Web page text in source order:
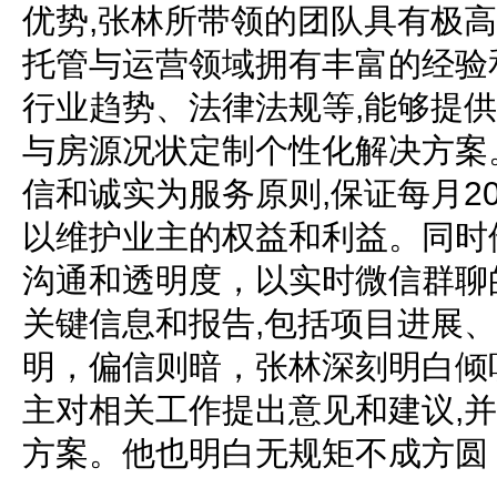
优势,张林所带领的团队具有极
托管与运营领域拥有丰富的经
行业趋势、法律法规等,能够提
与房源况状定制个性化解决方
信和诚实为服务原则,保证每月
以维护业主的权益和利益。同
沟通和透明度，以实时微信群
关键信息和报告,包括项目进展
明，偏信则暗，张林深刻明白
主对相关工作提出意见和建议,
方案。他也明白无规矩不成方